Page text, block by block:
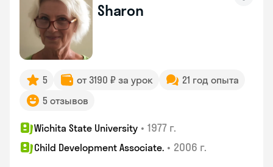
Sharon
5 от 3190 ₽ за урок
21 год опыта
5 отзывов
Wichita State University • 1977 г.
Child Development Associate. • 2006 г.